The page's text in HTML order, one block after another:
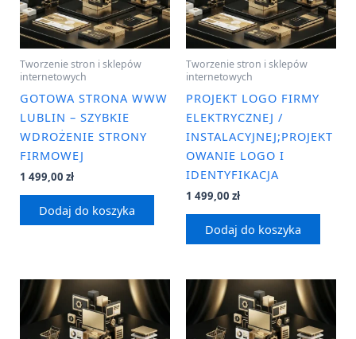
Tworzenie stron i sklepów
internetowych
GOTOWA STRONA WWW
LUBLIN – SZYBKIE
WDROŻENIE STRONY
FIRMOWEJ
1 499,00 zł
Dodaj do koszyka
Tworzenie stron i sklepów
internetowych
PROJEKT LOGO FIRMY
ELEKTRYCZNEJ /
INSTALACYJNEJ;PROJEKT
OWANIE LOGO I
IDENTYFIKACJA
1 499,00 zł
Dodaj do koszyka